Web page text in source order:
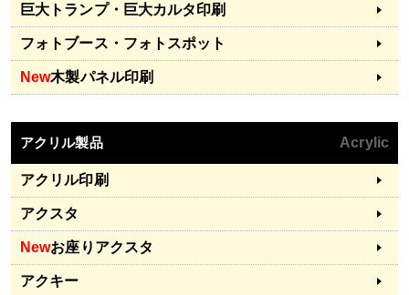
巨大トランプ・巨大カルタ印刷
フォトブース・フォトスポット
New木製パネル印刷
アクリル製品 Acrylic
アクリル印刷
アクスタ
Newお座りアクスタ
アクキー